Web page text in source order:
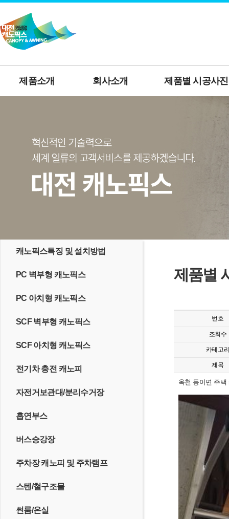
제품소개 회사소개 제품별 시공사진
캐노픽스특징 및 설치방법
PC 벽부형 캐노픽스
PC 아치형 캐노픽스
SCF 벽부형 캐노픽스
SCF 아치형 캐노픽스
전기차 충전 캐노피
자전거보관대/분리수거장
흡연부스
버스승강장
주차장 캐노피 및 주차램프
스텐/철구조물
썬룸/온실
제품별
번호
조회수
카테고
제목
옥천 동이면 주택